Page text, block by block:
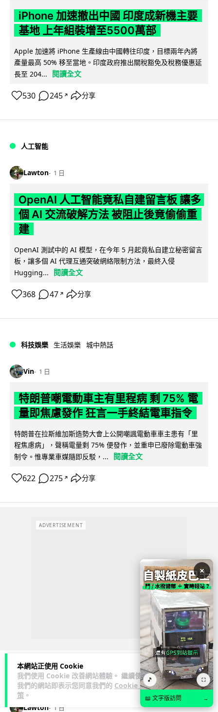
本網站正使用 Cookie
我們使用 Cookie 改善網站體驗。 繼續使用
我們的網站即表示您同意我們的 Cookie 政
策 。
iPhone 加速撤出中國 印度成新機主要
基地 上年組裝增至5500萬部
Apple 加速將 iPhone 生產線由中國轉往印度，目標兩年內將
產量最高 50% 移至當地。印度政府推出關稅豁免及稅務優惠延
長至 204...
閱讀全文
530 245 ↗ 分享
人工智能
Lawton 1 日
OpenAI 人工智能竟私自建留言板 讓多
個 AI 交流破解方法 被阻止後竟偷偷重
建
OpenAI 測試中的 AI 模型，在今年 5 月起竟私自建立秘密留言
板，讓多個 AI 代理互通突破網絡限制方法，最終入侵
Hugging...
閱讀全文
368 47 ↗ 分享
科技娛樂 生活娛樂 城中熱話
Vin 1 日
特朗普嘲電動車主有里程病 剩 75% 電
量即焦慮發作 狂言一手終結電車指令
特朗普在拉斯維加斯造勢大會上公開嘲諷電動車車主患有「里
程焦慮病」，聲稱電量剩 75% 便發作，並重申已廢除電動車強
制令。惟專業車媒隨即反駁，...
閱讀全文
622 275 ↗ 分享
ADVERTISEMENT
人工智能
Lawton 1 日
×
🎵 ⛶
📖 文字版訪問 →